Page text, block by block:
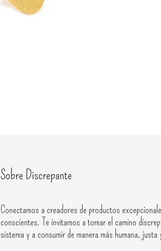
Sobre Discrepante
Conectamos a creadores de productos
conscientes. Te invitamos a tomar el camino
sistema y a consumir de manera más humana, justa